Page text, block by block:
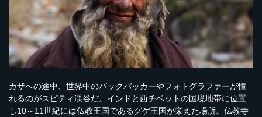
カザへの途中、世界中のバックパッカーやフォトグラファーが憧
れるのがスピティ渓谷だ。インドと西チベットの国境地帯に位置
し10～11世紀には仏教王国であるグゲ王国が栄えた場所。仏教寺